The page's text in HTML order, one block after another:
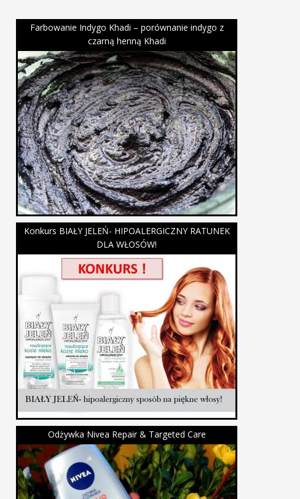
Farbowanie Indygo Khadi – porównanie indygo z
czarną henną Khadi
Konkurs BIAŁY JELEŃ- HIPOALERGICZNY RATUNEK
DLA WŁOSÓW!
Odżywka Nivea Repair & Targeted Care